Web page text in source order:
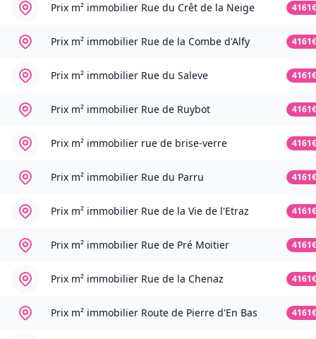
Prix m² immobilier Rue du Crêt de la Neige 4161€
Prix m² immobilier Rue de la Combe d'Alfy 4161€
Prix m² immobilier Rue du Saleve 4161€
Prix m² immobilier Rue de Ruybot 4161€
Prix m² immobilier rue de brise-verre 4161€
Prix m² immobilier Rue du Parru 4161€
Prix m² immobilier Rue de la Vie de l'Etraz 4161€
Prix m² immobilier Rue de Pré Moitier 4161€
Prix m² immobilier Rue de la Chenaz 4161€
Prix m² immobilier Route de Pierre d'En Bas 4161€